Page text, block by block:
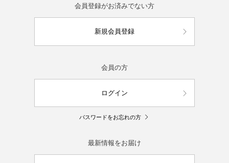
会員登録がお済みでない方
新規会員登録
会員の方
ログイン
パスワードをお忘れの方
最新情報をお届け